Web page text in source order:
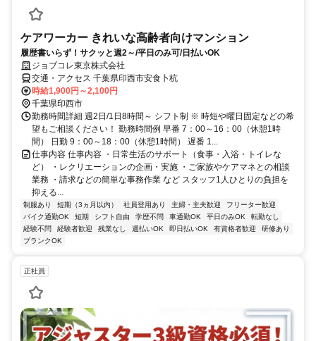
ケアワーカー きれいな高齢者向けマンション
履歴書いらず！サクッと週2～/平日のみ可/日払いOK
ジョブコレ東京株式会社
交通・アクセス 千葉県印西市安食卜杭
時給1,900円～2,100円
千葉県印西市
勤務時間詳細 週2日/1日8時間～ シフト制 ※ 時短や曜日固定などの希
望もご相談ください！ 勤務時間例 早番 7：00～16：00（休憩1時
間） 日勤 9：00～18：00（休憩1時間） 遅番 1...
仕事内容 仕事内容 ・日常生活のサポート（食事・入浴・トイレな
ど） ・レクリエーションの企画・実施 ・ご家族やケアマネとの相談
業務 ・請求などの簡単な事務作業 など スタッフ1人ひとりの負担を
抑える...
制服あり 短期（3ヵ月以内） 社員登用あり 主婦・主夫歓迎
フリーター歓迎
バイク通勤OK
短期 シフト自由 学歴不問 車通勤OK 平日のみOK
転勤なし
経験不問
経験者歓迎 残業なし 週払いOK 即日払いOK 有資格者歓迎
研修あり
ブランクOK
正社員